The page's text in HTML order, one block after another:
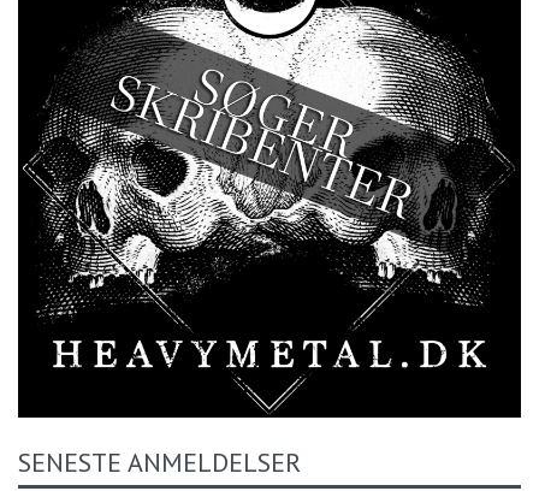
SENESTE ANMELDELSER